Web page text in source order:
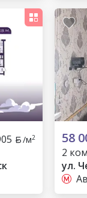
/м2 58
2
ул.